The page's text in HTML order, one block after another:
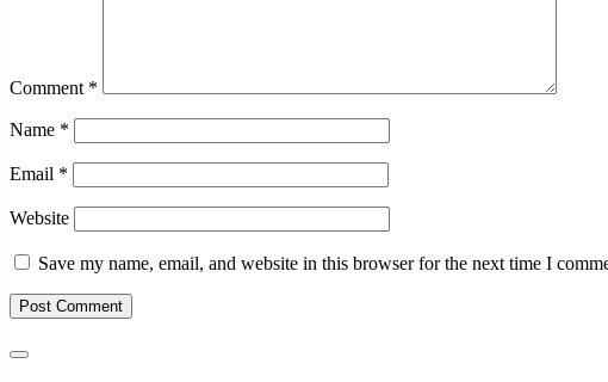
Comment *
Name *
Email *
Website
Save my name, email, and website in this browser for the next time I